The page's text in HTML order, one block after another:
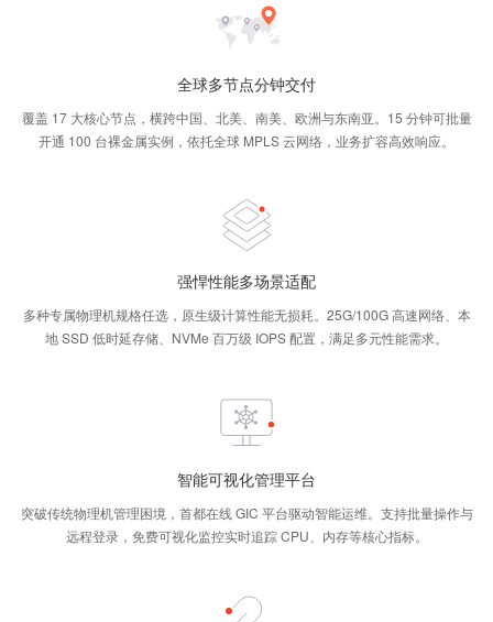
全球多节点分钟交付
覆盖 17 大核心节点，横跨中国、北美、南美、欧洲与东南亚。15 分钟可批量
开通 100 台裸金属实例，依托全球 MPLS 云网络，业务扩容高效响应。
强悍性能多场景适配
多种专属物理机规格任选，原生级计算性能无损耗。25G/100G 高速网络、本
地 SSD 低时延存储、NVMe 百万级 IOPS 配置，满足多元性能需求。
智能可视化管理平台
突破传统物理机管理困境，首都在线 GIC 平台驱动智能运维。支持批量操作与
远程登录，免费可视化监控实时追踪 CPU、内存等核心指标。